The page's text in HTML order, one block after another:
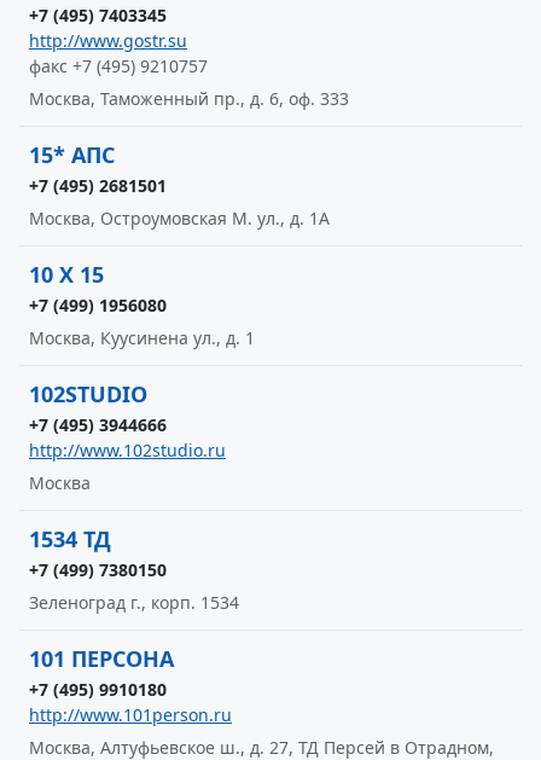
+7 (495) 7403345
http://www.gostr.su
факс +7 (495) 9210757
Москва, Таможенный пр., д. 6, оф. 333
15* АПС
+7 (495) 2681501
Москва, Остроумовская М. ул., д. 1А
10 X 15
+7 (499) 1956080
Москва, Куусинена ул., д. 1
102STUDIO
+7 (495) 3944666
http://www.102studio.ru
Москва
1534 ТД
+7 (499) 7380150
Зеленоград г., корп. 1534
101 ПЕРСОНА
+7 (495) 9910180
http://www.101person.ru
Москва, Алтуфьевское ш., д. 27, ТД Персей в Отрадном,